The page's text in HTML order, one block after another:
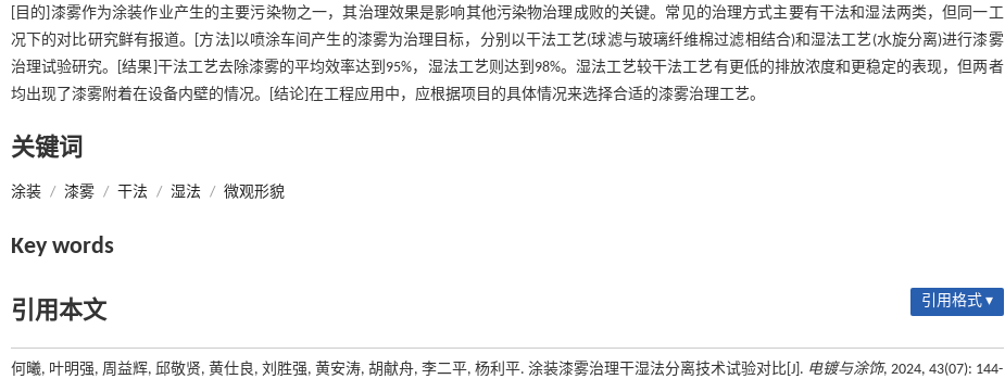
[目的]漆雾作为涂装作业产生的主要污染物之一，其治理效果是影响其他污染物治理成败的关键。常见的治理方式主要有干法和湿法两类，但同一工
况下的对比研究鲜有报道。[方法]以喷涂车间产生的漆雾为治理目标，分别以干法工艺(球滤与玻璃纤维棉过滤相结合)和湿法工艺(水旋分离)进行漆雾
治理试验研究。[结果]干法工艺去除漆雾的平均效率达到95%，湿法工艺则达到98%。湿法工艺较干法工艺有更低的排放浓度和更稳定的表现，但两者
均出现了漆雾附着在设备内壁的情况。[结论]在工程应用中，应根据项目的具体情况来选择合适的漆雾治理工艺。
关键词
涂装 / 漆雾 / 干法 / 湿法 / 微观形貌
Key words
引用本文 引用格式 ▾
何曦, 叶明强, 周益辉, 邱敬贤, 黄仕良, 刘胜强, 黄安涛, 胡献舟, 李二平, 杨利平. 涂装漆雾治理干湿法分离技术试验对比[J]. 电镀与涂饰, 2024, 43(07): 144-